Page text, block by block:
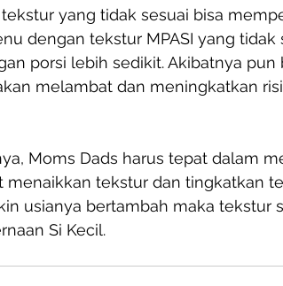
yang tidak sesuai bisa
dengan tekstur MPASI yang tidak
porsi lebih sedikit. Akibatnya pun
melambat dan meningkatkan
Moms Dads harus tepat dalam
menaikkan tekstur dan tingkatkan
usianya bertambah maka tekstur
Si Kecil.